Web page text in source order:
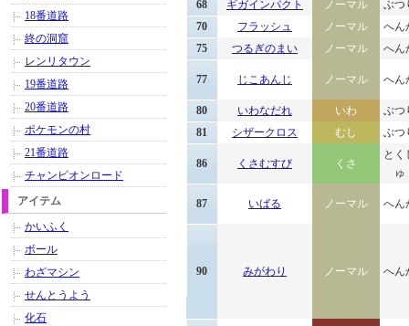
68 ギガインパクト ノーマル
ぶつ
70
フラッシュ ノーマル
へん
75
つるぎのまい ノーマル へん
77 じこあんじ ノーマル へん
80 いわなだれ いわ
ぶつ
81
シザークロス むし ぶつ
86 くさむすび くさ
とく
ゅ
87 いばる ノーマル へん
90 みがわり ノーマル へん
18番道路
終の洞窟
レンリタウン
19番道路
20番道路
ポケモンの村
21番道路
チャンピオンロード
アイテム
かいふく
ボール
わざマシン
せんとうよう
化石